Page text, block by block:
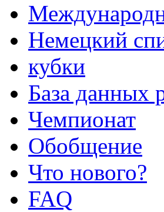
Немецкий
кубки
База данных
Чемпионат
Обобщение
Что нового?
FAQ